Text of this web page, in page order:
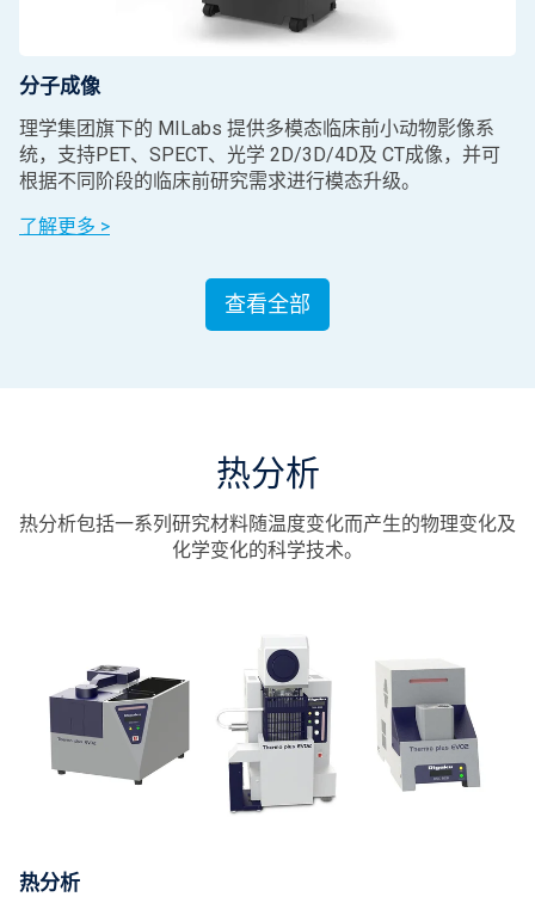
分子成像
理学集团旗下的 MILabs 提供多模态临床前小动物影像系
统，支持PET、SPECT、光学 2D/3D/4D及 CT成像，并可
根据不同阶段的临床前研究需求进行模态升级。
了解更多 >
查看全部
热分析
热分析包括一系列研究材料随温度变化而产生的物理变化及
化学变化的科学技术。
热分析